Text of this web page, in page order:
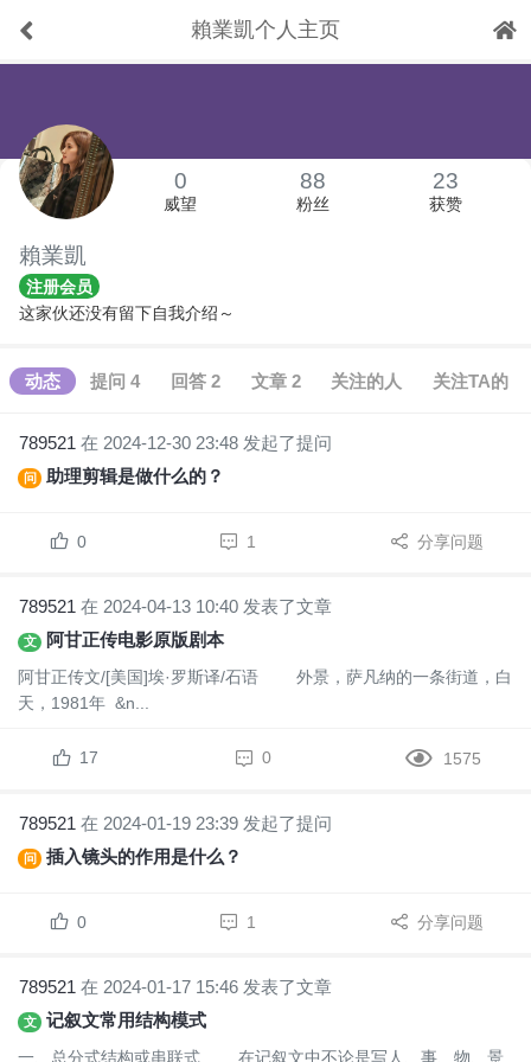
賴業凱个人主页
下拉刷新
0
威望
88
粉丝
23
获赞
賴業凱
注册会员
这家伙还没有留下自我介绍～
动态 提问 4 回答 2 文章 2 关注的人 关注TA的
789521 在 2024-12-30 23:48 发起了提问
问 助理剪辑是做什么的？
0 1 分享问题
789521 在 2024-04-13 10:40 发表了文章
文 阿甘正传电影原版剧本
阿甘正传文/[美国]埃·罗斯译/石语 外景，萨凡纳的一条街道，白
天，1981年 &n...
17 0 1575
789521 在 2024-01-19 23:39 发起了提问
问 插入镜头的作用是什么？
0 1 分享问题
789521 在 2024-01-17 15:46 发表了文章
文 记叙文常用结构模式
一、总分式结构或串联式 在记叙文中不论是写人、事、物、景